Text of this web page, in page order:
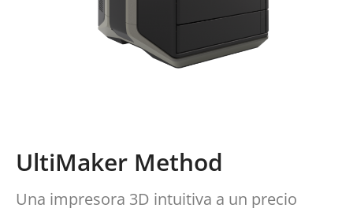
UltiMaker Method
Una impresora 3D intuitiva a un precio